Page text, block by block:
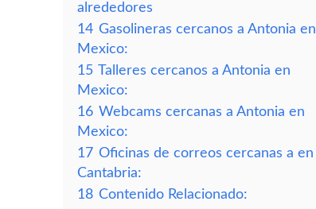
alrededores
14 Gasolineras cercanos a Antonia en
Mexico:
15 Talleres cercanos a Antonia en
Mexico:
16 Webcams cercanas a Antonia en
Mexico:
17 Oficinas de correos cercanas a en
Cantabria:
18 Contenido Relacionado: